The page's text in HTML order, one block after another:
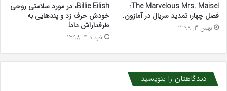
The Marvelous Mrs. Maisel:
فصل چهار؛ تمدید سریال در آمازون.
بهمن 3, 1399
Billie Eilish، در مورد سلامتی روحی
خودش حرف زد و پندهایی به
طرفداراش داد!
خرداد 4, 1398
دیدگاهتان را بنویسید